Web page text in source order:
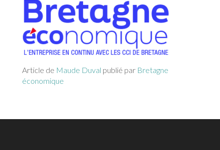
Article de Maude Duval publié par Bretagne
économique